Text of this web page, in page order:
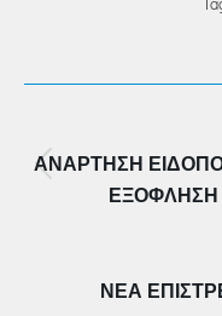
ΑΝΆΡΤΗΣΗ
ΕΞΌΦΛΗΣΉ
ΝΈΑ